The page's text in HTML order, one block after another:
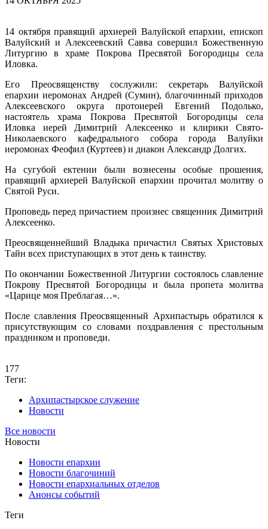
14 октября правящий архиерей Валуйской епархии, епископ
Валуйский и Алексеевский Савва совершил Божественную
Литургию в храме Покрова Пресвятой Богородицы села
Иловка.
Его Преосвященству сослужили: секретарь Валуйской
епархии иеромонах Андрей (Сумин), благочинный приходов
Алексеевского округа протоиерей Евгений Подолько,
настоятель храма Покрова Пресвятой Богородицы села
Иловка иерей Димитрий Алексеенко и клирики Свято-
Николаевского кафедрального собора города Валуйки
иеромонах Феофил (Куртеев) и диакон Александр Долгих.
На сугубой ектении были вознесены особые прошения,
правящий архиерей Валуйской епархии прочитал молитву о
Святой Руси.
Проповедь перед причастием произнес священник Димитрий
Алексеенко.
Преосвященнейший Владыка причастил Святых Христовых
Тайн всех приступающих в этот день к таинству.
По окончании Божественной Литургии состоялось славление
Покрову Пресвятой Богородицы и была пропета молитва
«Царице моя Преблагая…».
После славления Преосвященный Архипастырь обратился к
присутствующим со словами поздравления с престольным
праздником и проповеди.
177
Теги:
Архипастырское служение
Новости
Все новости
Новости
Новости епархии
Новости благочиний
Новости епархиальных отделов
Анонсы событий
Теги